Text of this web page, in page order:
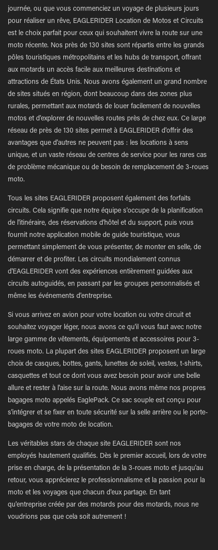
journée, ou que vous commenciez un voyage de plusieurs jours
pour réaliser un rêve, EAGLERIDER Location de Motos et Circuits
est le choix parfait pour ceux qui souhaitent vivre la route sur une
moto récente. Nos près de 130 sites sont répartis entre les grands
pôles touristiques métropolitains et les hubs de transport, offrant
aux motards un accès facile aux meilleures destinations et
attractions de États Unis. Nous avons également un grand nombre
de sites situés en région, dont beaucoup dans des zones plus
rurales, permettant aux motards de louer facilement de nouvelles
motos et d'explorer de nouvelles routes près de chez eux. Ce large
réseau de près de 130 sites permet à EAGLERIDER d'offrir des
avantages que d'autres ne peuvent pas : les locations à sens
unique, et un vaste réseau de centres de service pour les rares cas
de problème mécanique ou de besoin de remplacement de 3-roues
moto.
Tous les sites EAGLERIDER proposent également des forfaits
circuits. Cela signifie que notre équipe s'occupe de la planification
de l'itinéraire, des réservations d'hôtel et du support, puis vous
fournit notre application mobile de guide touristique, vous
permettant simplement de vous présenter, de monter en selle, de
démarrer et de profiter. Les circuits mondialement connus
d'EAGLERIDER vont des expériences entièrement guidées aux
circuits autoguidés, en passant par les groupes personnalisés et
même les événements d'entreprise.
Si vous arrivez en avion pour votre location ou votre circuit et
souhaitez voyager léger, nous avons ce qu'il vous faut avec notre
large gamme de vêtements, équipements et accessoires pour 3-
roues moto. La plupart des sites EAGLERIDER proposent un large
choix de casques, bottes, gants, lunettes de soleil, vestes, t-shirts,
casquettes et tout ce dont vous avez besoin pour avoir une belle
allure et rester à l'aise sur la route. Nous avons même nos propres
bagages moto appelés EaglePack. Ce sac souple est conçu pour
s'intégrer et se fixer en toute sécurité sur la selle arrière ou le porte-
bagages de votre moto de location.
Les véritables stars de chaque site EAGLERIDER sont nos
employés hautement qualifiés. Dès le premier accueil, lors de votre
prise en charge, de la présentation de la 3-roues moto et jusqu'au
retour, vous apprécierez le professionnalisme et la passion pour la
moto et les voyages que chacun d'eux partage. En tant
qu'entreprise créée par des motards pour des motards, nous ne
voudrions pas que cela soit autrement !